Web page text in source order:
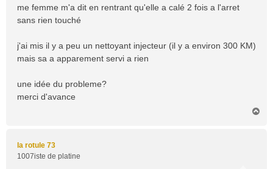
me femme m'a dit en rentrant qu'elle a calé 2 fois a l'arret
sans rien touché
j'ai mis il y a peu un nettoyant injecteur (il y a environ 300 KM)
mais sa a apparement servi a rien
une idée du probleme?
merci d'avance
la rotule 73
1007iste de platine